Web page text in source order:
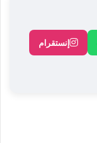
إنستقرام